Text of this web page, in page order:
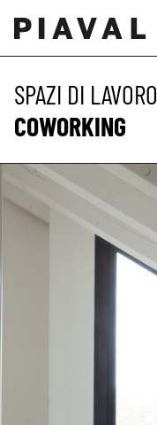
SPAZI DI LAVORO
COWORKING